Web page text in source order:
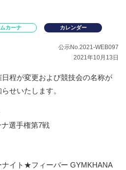
カーナ カレンダー
公示No.2021-WEB097
2021年10月13日
程が変更および競技会の名称が
せいたします。
ナ選手権第7戦
イト★フィーバー GYMKHANA